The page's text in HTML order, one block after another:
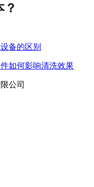
备的区别
如何影响清洗效果
公司